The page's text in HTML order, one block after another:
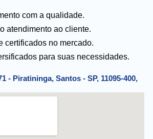
com a qualidade.
atendimento ao cliente.
certificados no mercado.
para suas necessidades.
- Piratininga, Santos - SP, 11095-400,